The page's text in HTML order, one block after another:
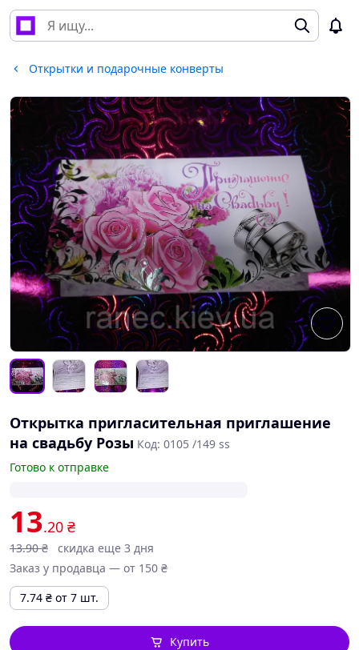
Открытки и подарочные конверты
Открытка пригласительная приглашение
на свадьбу Розы Код: 0105 /149 ss
Готово к отправке
13.20 ₴
13.90 ₴
скидка еще 3 дня
Заказ у продавца — от 150 ₴
7.74 ₴ от 7 шт.
Купить